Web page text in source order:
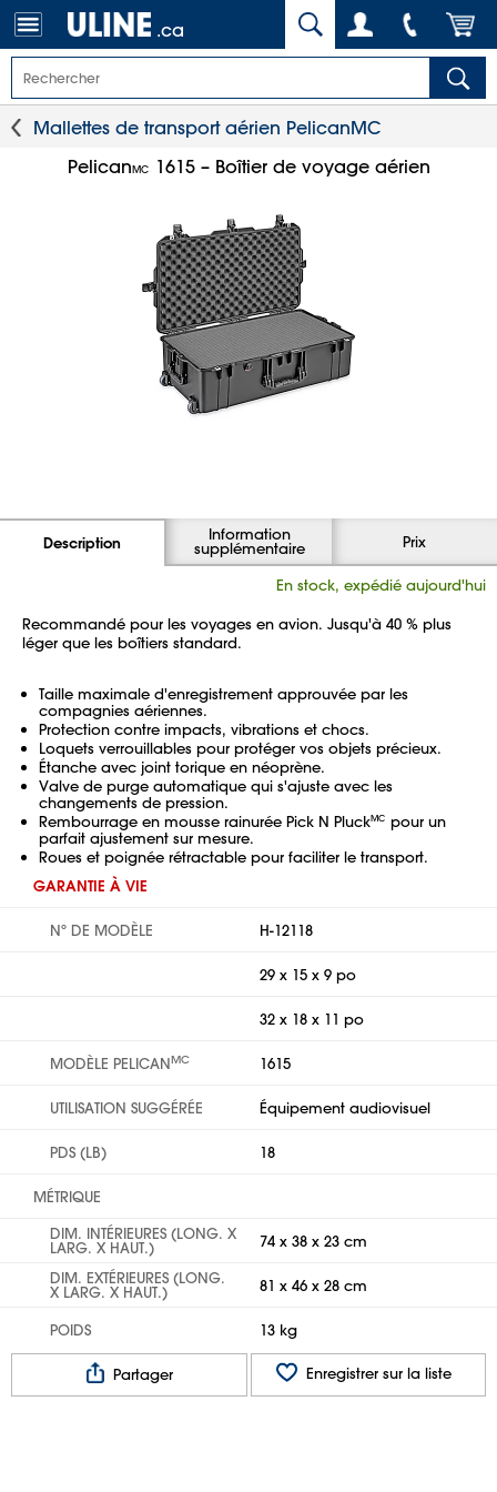
.ca
Mallettes de transport aérien PelicanMC
PelicanMC 1615 – Boîtier de voyage aérien
Description Information
supplémentaire Prix
En stock, expédié aujourd'hui
Recommandé pour les voyages en avion. Jusqu'à 40 % plus
léger que les boîtiers standard.
Taille maximale d'enregistrement approuvée par les
compagnies aériennes.
Protection contre impacts, vibrations et chocs.
Loquets verrouillables pour protéger vos objets précieux.
Étanche avec joint torique en néoprène.
Valve de purge automatique qui s'ajuste avec les
changements de pression.
Rembourrage en mousse rainurée Pick N PluckMC pour un
parfait ajustement sur mesure.
Roues et poignée rétractable pour faciliter le transport.
GARANTIE À VIE
Nº DE MODÈLE H-12118
29 x 15 x 9 po
32 x 18 x 11 po
MODÈLE PELICANMC 1615
UTILISATION SUGGÉRÉE Équipement audiovisuel​​​​​​​
PDS (LB) 18
MÉTRIQUE
DIM. INTÉRIEURES (LONG. X
LARG. X HAUT.)
74 x 38 x 23 cm
DIM. EXTÉRIEURES (LONG.
X LARG. X HAUT.) 81 x 46 x 28 cm
POIDS 13 kg
Partager Enregistrer sur la liste